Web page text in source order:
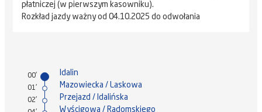
płatniczej (w pierwszym kasowniku).
Rozkład jazdy ważny od 04.10.2025 do odwołania
00' Idalin
01' Mazowiecka / Laskowa
02' Przejazd / Idalińska
Wyścigowa / Radomskiego